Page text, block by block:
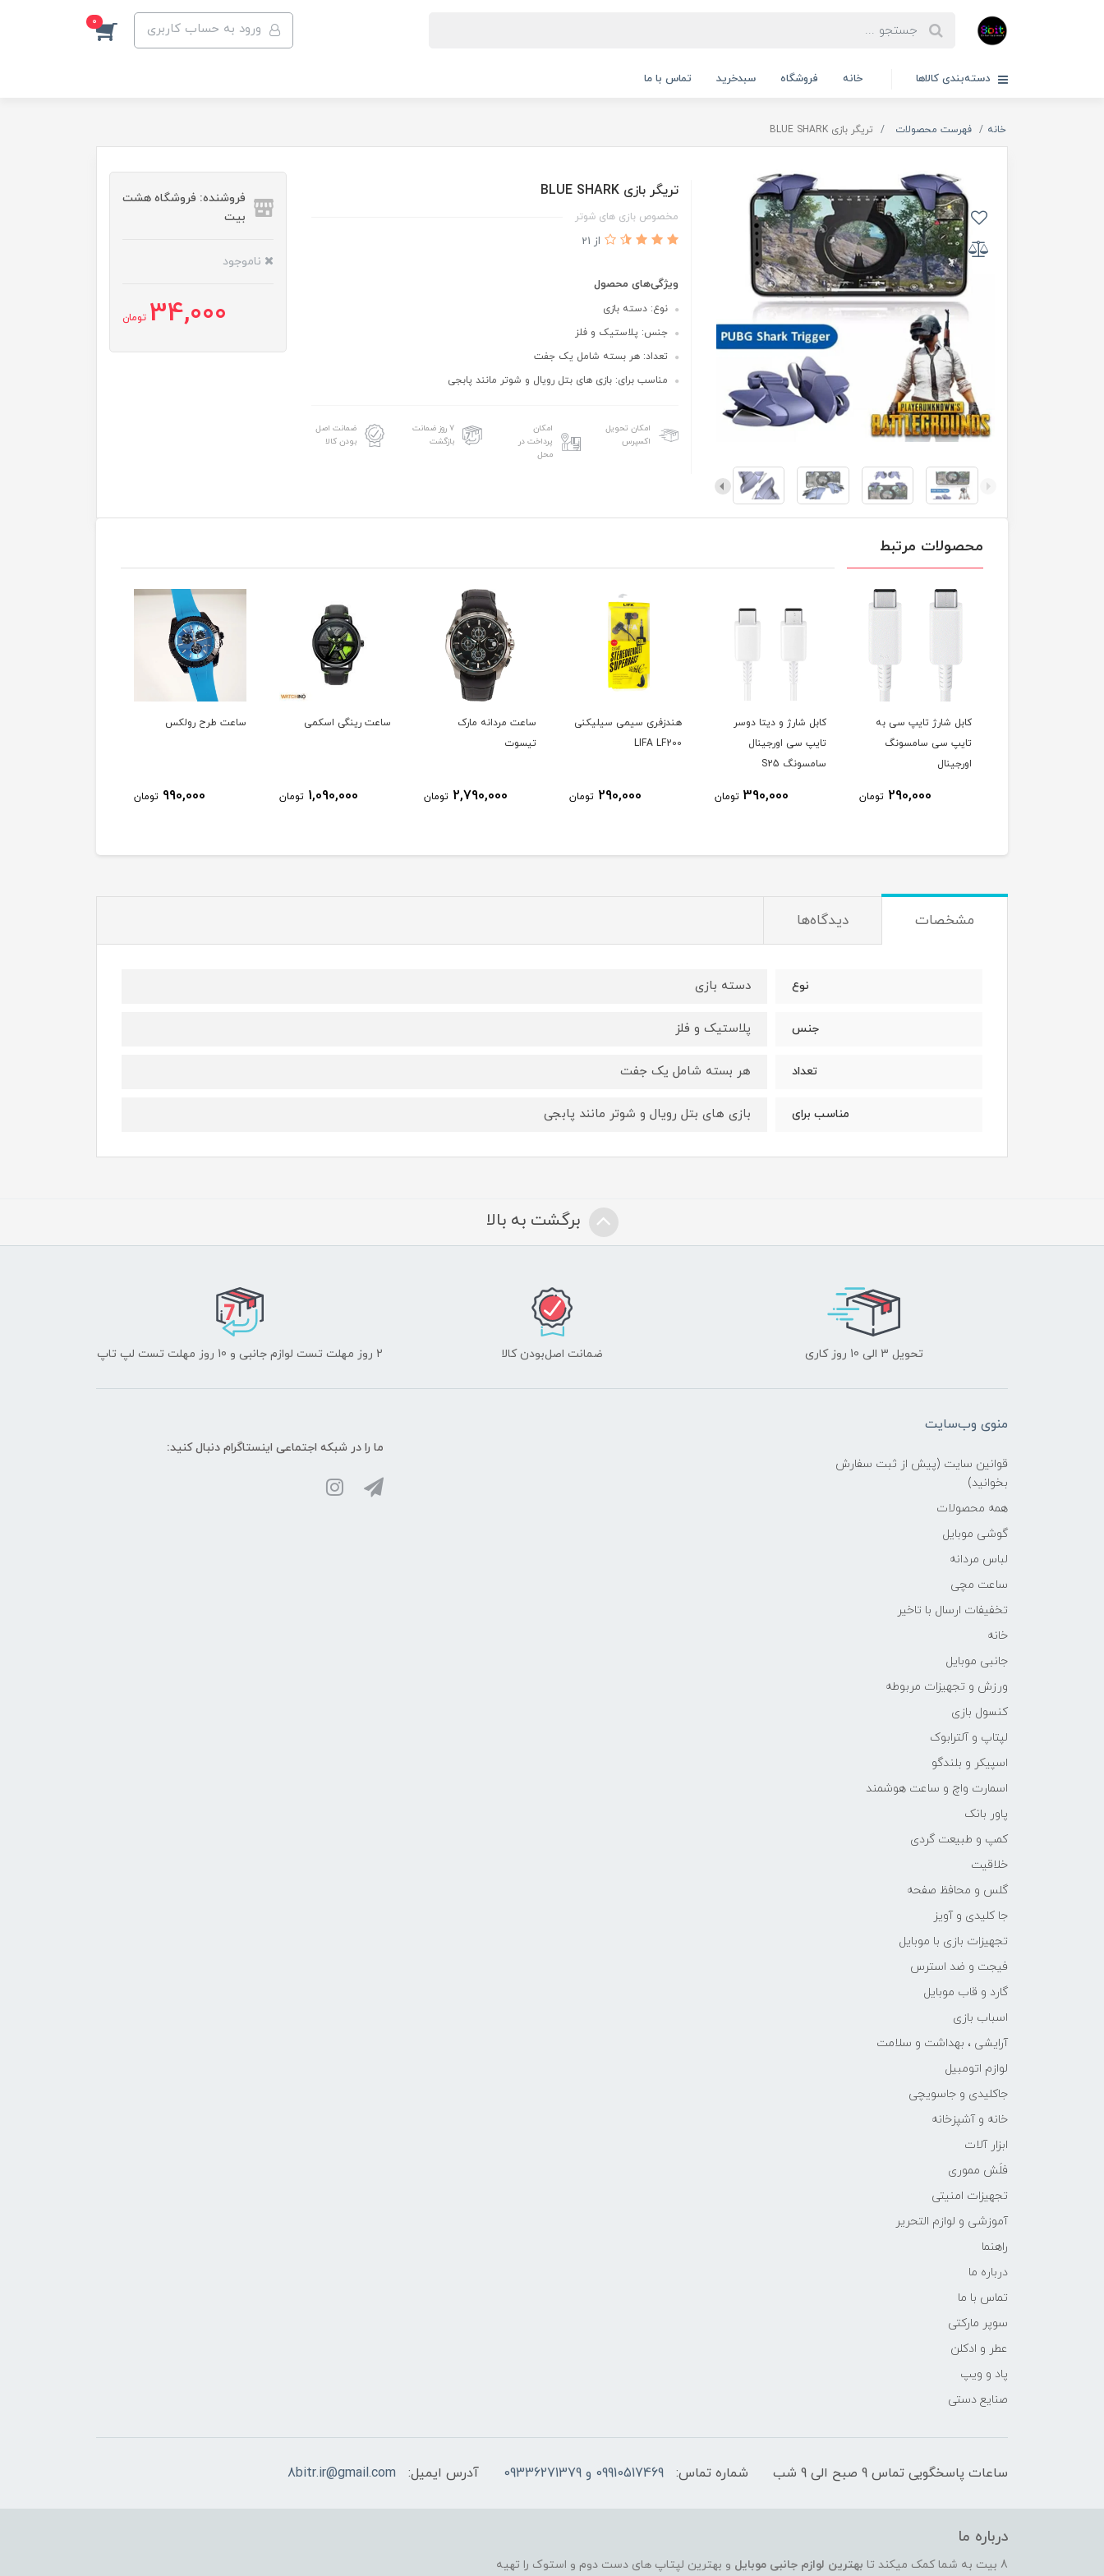
ورود به حساب کاربری 0
دسته‌بندی کالاها خانه فروشگاه سبدخرید تماس با ما
خانه فهرست محصولات تریگر بازی BLUE SHARK
تریگر بازی BLUE SHARK
مخصوص بازی های شوتر
از 21
ویژگی‌های محصول
نوع: دسته بازی
جنس: پلاستیک و فلز
تعداد: هر بسته شامل یک جفت
مناسب برای: بازی های بتل رویال و شوتر مانند پابجی
امکان تحویل
اکسپرس
امکان
پرداخت در
محل
۷ روز ضمانت
بازگشت
ضمانت اصل
بودن کالا
فروشنده: فروشگاه هشت
بیت
ناموجود
34,000 تومان
محصولات مرتبط
کابل شارژ تایپ سی به
تایپ سی سامسونگ
اورجینال
290,000 تومان
کابل شارژ و دیتا دوسر
تایپ سی اورجینال
سامسونگ S25
390,000 تومان
هندزفری سیمی سیلیکنی
LIFA LF200
290,000 تومان
ساعت مردانه مارک
تیسوت
2,790,000 تومان
ساعت رینگی اسکمی
1,090,000 تومان
ساعت طرح رولکس
990,000 تومان
مشخصات دیدگاه‌ها
نوع دسته بازی
جنس پلاستیک و فلز
تعداد هر بسته شامل یک جفت
مناسب برای بازی های بتل رویال و شوتر مانند پابجی
برگشت به بالا
تحویل 3 الی 10 روز کاری ضمانت اصل‌بودن کالا 2 روز مهلت تست لوازم جانبی و 10 روز مهلت تست لپ تاپ
منوی وب‌سایت
قوانین سایت (پیش از ثبت سفارش
بخوانید)
همه محصولات
گوشی موبایل
لباس مردانه
ساعت مچی
تخفیفات ارسال با تاخیر
خانه
جانبی موبایل
ورزش و تجهیزات مربوطه
کنسول بازی
لپتاپ و آلترابوک
اسپیکر و بلندگو
اسمارت واچ و ساعت هوشمند
پاور بانک
کمپ و طبیعت گردی
خلاقیت
گلس و محافظ صفحه
جا کلیدی و آویز
تجهیزات بازی با موبایل
فیجت و ضد استرس
گارد و قاب موبایل
اسباب بازی
آرایشی ، بهداشت و سلامت
لوازم اتومبیل
جاکلیدی و جاسویچی
خانه و آشپزخانه
ابزار آلات
فلَش مموری
تجهیزات امنیتی
آموزشی و لوازم التحریر
راهنما
درباره ما
تماس با ما
سوپر مارکتی
عطر و ادکلن
پاد و ویپ
صنایع دستی
ما را در شبکه‌ اجتماعی اینستاگرام دنبال کنید:
ساعات پاسخگویی تماس 9 صبح الی 9 شب شماره تماس: 09910517469 و 09336271379 آدرس ایمیل: 8bitr.ir@gmail.com
درباره ما
8 بیت به شما کمک میکند تا بهترین لوازم جانبی موبایل و بهترین لپتاپ های دست دوم و استوک را تهیه